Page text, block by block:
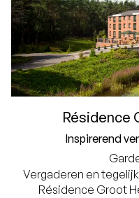
Résidence
Inspirerend
Vergaderen en
Résidence Groot